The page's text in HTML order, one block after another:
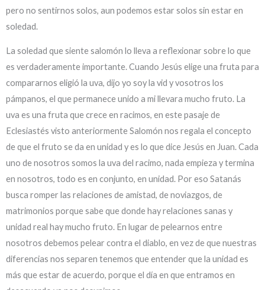
pero no sentirnos solos, aun podemos estar solos sin estar en
soledad.
La soledad que siente salomón lo lleva a reflexionar sobre lo que
es verdaderamente importante. Cuando Jesús elige una fruta para
compararnos eligió la uva, dijo yo soy la vid y vosotros los
pámpanos, el que permanece unido a mi llevara mucho fruto. La
uva es una fruta que crece en racimos, en este pasaje de
Eclesiastés visto anteriormente Salomón nos regala el concepto
de que el fruto se da en unidad y es lo que dice Jesús en Juan. Cada
uno de nosotros somos la uva del racimo, nada empieza y termina
en nosotros, todo es en conjunto, en unidad. Por eso Satanás
busca romper las relaciones de amistad, de noviazgos, de
matrimonios porque sabe que donde hay relaciones sanas y
unidad real hay mucho fruto. En lugar de pelearnos entre
nosotros debemos pelear contra el diablo, en vez de que nuestras
diferencias nos separen tenemos que entender que la unidad es
más que estar de acuerdo, porque el día en que entramos en